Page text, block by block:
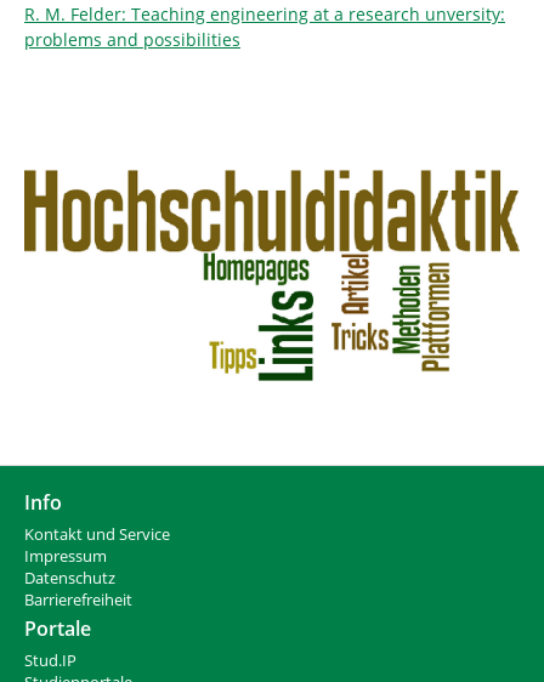
R. M. Felder: Teaching engineering at a research unversity:
problems and possibilities
Info
Kontakt und Service
Impressum
Datenschutz
Barrierefreiheit
Portale
Stud.IP